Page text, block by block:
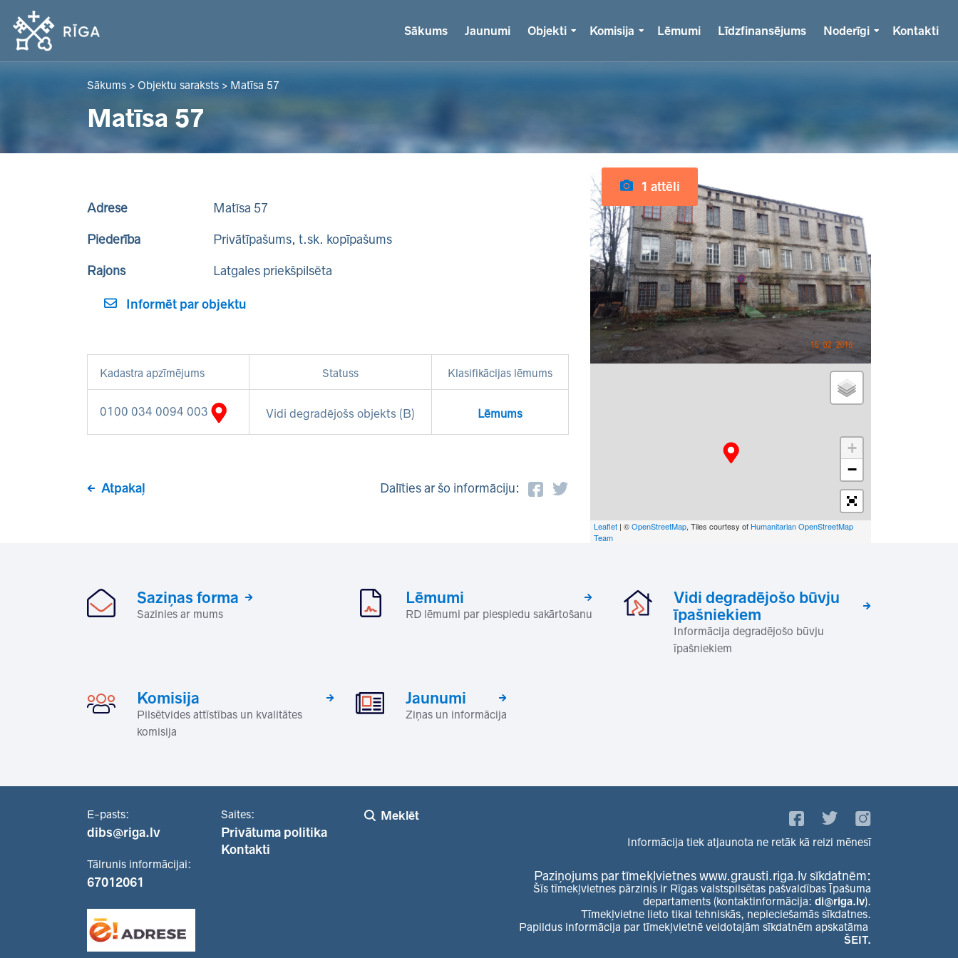
Sākums Jaunumi Objekti Komisija Lēmumi Līdzfinansējums Noderīgi Kontakti
Sākums > Objektu saraksts > Matīsa 57
Matīsa 57
Adrese Matīsa 57
Piederība Privātīpašums, t.sk. kopīpašums
Rajons Latgales priekšpilsēta
Informēt par objektu
Kadastra apzīmējums Statuss Klasifikācijas lēmums
0100 034 0094 003 Vidi degradējošs objekts (B) Lēmums
Atpakaļ Dalīties ar šo informāciju:
1 attēli
+
−
Leaflet | ©OpenStreetMap, Tiles courtesy of Humanitarian OpenStreetMap
Team
Saziņas forma
Sazinies ar mums
Lēmumi
RD lēmumi par piespiedu sakārtošanu
Vidi degradējošo būvju
īpašniekiem
Informācija degradējošo būvju
īpašniekiem
Komisija
Pilsētvides attīstības un kvalitātes
komisija
Jaunumi
Ziņas un informācija
E-pasts:
dibs@riga.lv
Tālrunis informācijai:
67012061
Saites:
Privātuma politika
Kontakti
Meklēt
Informācija tiek atjaunota ne retāk kā reizi mēnesī
Paziņojums par tīmekļvietnes www.grausti.riga.lv sīkdatnēm:
Šīs tīmekļvietnes pārzinis ir Rīgas valstspilsētas pašvaldības Īpašuma
departaments (kontaktinformācija: di@riga.lv).
Tīmekļvietne lieto tikai tehniskās, nepieciešamās sīkdatnes.
Papildus informācija par tīmekļvietnē veidotajām sīkdatnēm apskatāma
ŠEIT.